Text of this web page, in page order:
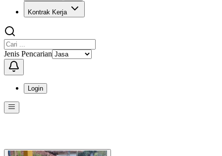
Kontrak Kerja
Jenis Pencarian
Login
Menu ini berisi navigasi untuk mengakses fitur-fitur di KangPro